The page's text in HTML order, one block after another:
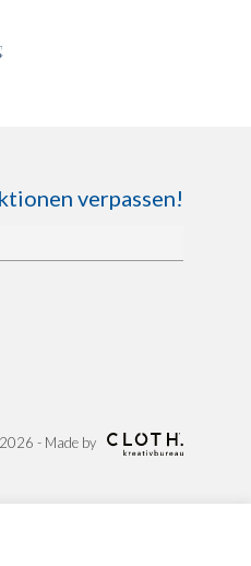
verpassen!
2026 - Made by